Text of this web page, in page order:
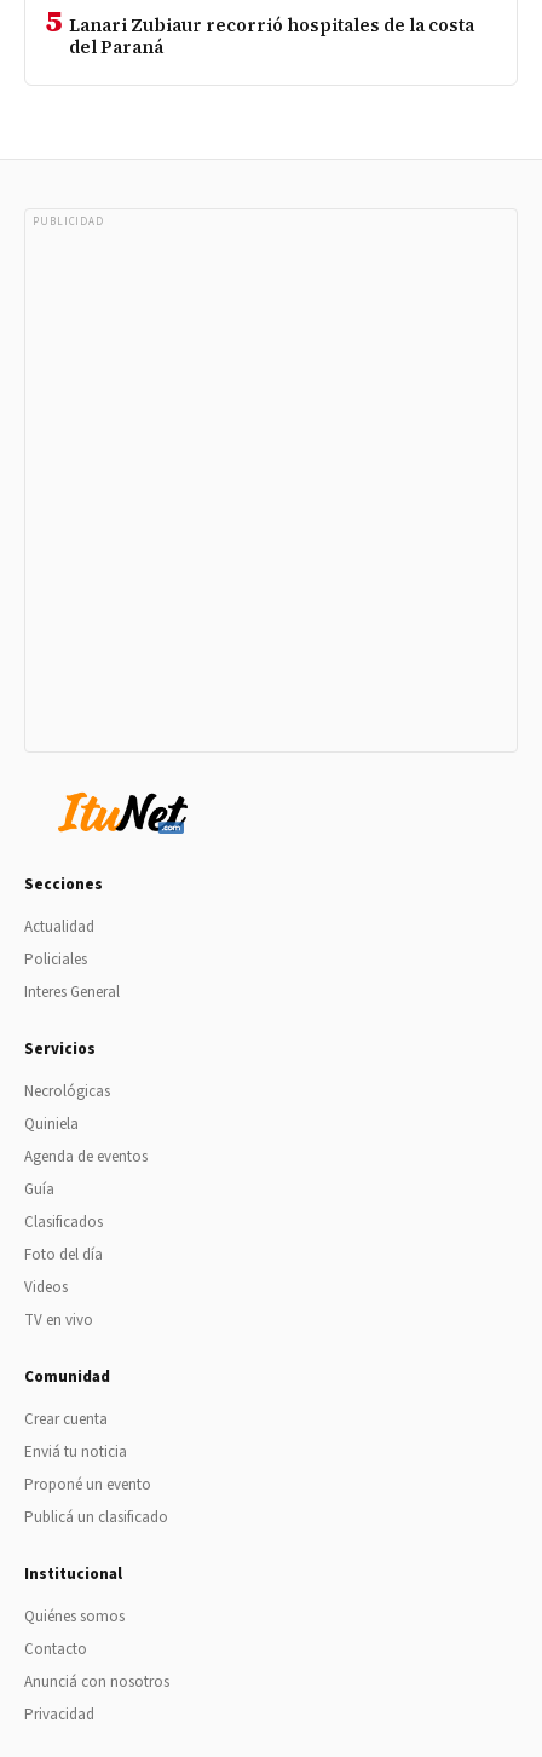
5 Lanari Zubiaur recorrió hospitales de la costa
del Paraná
PUBLICIDAD
Secciones
Actualidad
Policiales
Interes General
Servicios
Necrológicas
Quiniela
Agenda de eventos
Guía
Clasificados
Foto del día
Videos
TV en vivo
Comunidad
Crear cuenta
Enviá tu noticia
Proponé un evento
Publicá un clasificado
Institucional
Quiénes somos
Contacto
Anunciá con nosotros
Privacidad